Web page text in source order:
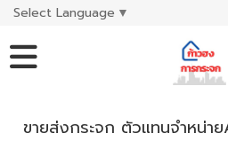
Select Language ▼
ขายส่งกระจก ตัวแทนจำหน่า